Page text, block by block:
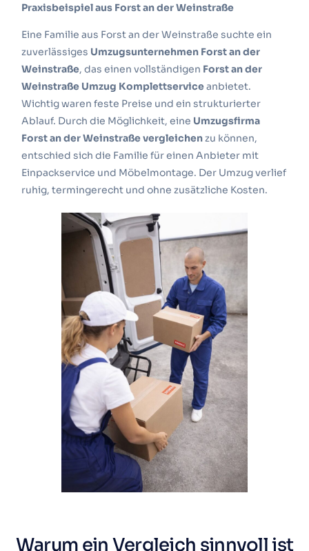
Praxisbeispiel aus Forst an der Weinstraße
Eine Familie aus Forst an der Weinstraße suchte ein
zuverlässiges Umzugsunternehmen Forst an der
Weinstraße, das einen vollständigen Forst an der
Weinstraße Umzug Komplettserviceanbietet.
Wichtig waren feste Preise und ein strukturierter
Ablauf. Durch die Möglichkeit, eine Umzugsfirma
Forst an der Weinstraße vergleichenzu können,
entschied sich die Familie für einen Anbieter mit
Einpackservice und Möbelmontage. Der Umzug verlief
ruhig, termingerecht und ohne zusätzliche Kosten.
Warum ein Vergleich sinnvoll ist